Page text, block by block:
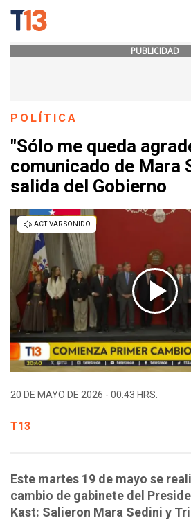
PUBLICIDAD
POLÍTICA
"Sólo me queda
comunicado de Mara
salida del Gobierno
20 DE MAYO DE 2026 - 00:43 HRS.
T13
Este martes 19 de mayo se
cambio de gabinete del
Kast: Salieron Mara Sedini y